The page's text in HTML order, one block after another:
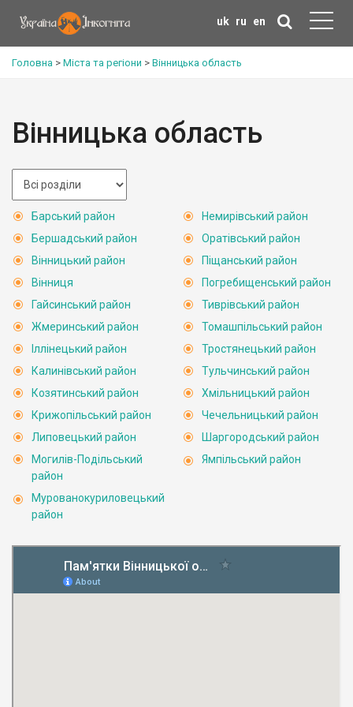
uk ru en
Головна > Міста та регіони > Вінницька область
Вінницька область
Барський район
Бершадський район
Вінницький район
Вінниця
Гайсинський район
Жмеринський район
Іллінецький район
Калинівський район
Козятинський район
Крижопільський район
Липовецький район
Могилів-Подільський
район
Мурованокуриловецький
район
Немирівський район
Оратівський район
Піщанський район
Погребищенський район
Тиврівський район
Томашпільський район
Тростянецький район
Тульчинський район
Хмільницький район
Чечельницький район
Шаргородський район
Ямпільський район